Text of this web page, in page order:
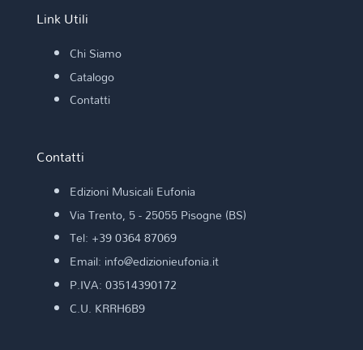
Link Utili
Chi Siamo
Catalogo
Contatti
Contatti
Edizioni Musicali Eufonia
Via Trento, 5 - 25055 Pisogne (BS)
Tel: +39 0364 87069
Email: info@edizionieufonia.it
P.IVA: 03514390172
C.U. KRRH6B9